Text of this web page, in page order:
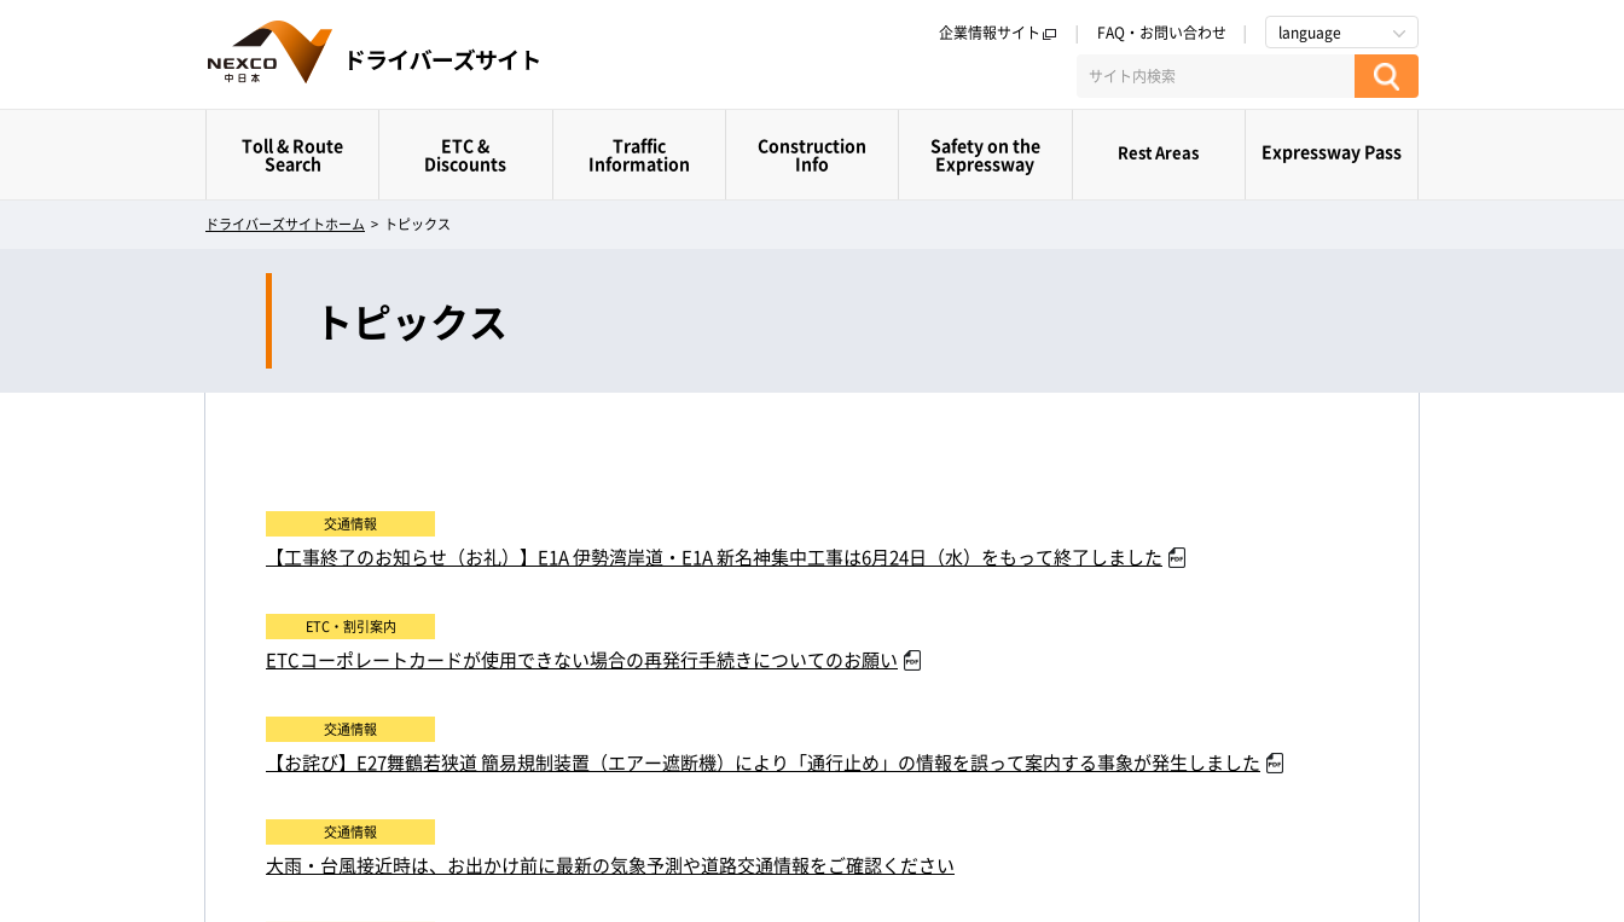
企業情報サイト FAQ・お問い合わせ language
Toll & Route
Search
ETC &
Discounts
Traffic
Information
Construction
Info
Safety on the
Expressway Rest Areas Expressway Pass
ドライバーズサイトホーム > トピックス
トピックス
交通情報
【工事終了のお知らせ（お礼）】E1A 伊勢湾岸道・E1A 新名神集中工事は6月24日（水）をもって終了しました
ETC・割引案内
ETCコーポレートカードが使用できない場合の再発行手続きについてのお願い
交通情報
【お詫び】E27舞鶴若狭道 簡易規制装置（エアー遮断機）により「通行止め」の情報を誤って案内する事象が発生しました
交通情報
大雨・台風接近時は、お出かけ前に最新の気象予測や道路交通情報をご確認ください